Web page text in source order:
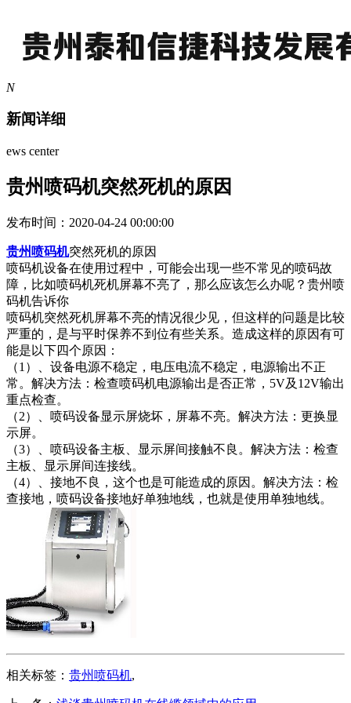
N
新闻详细
ews center
贵州喷码机突然死机的原因
发布时间：2020-04-24 00:00:00
贵州喷码机突然死机的原因
喷码机设备在使用过程中，可能会出现一些不常见的喷码故
障，比如喷码机死机屏幕不亮了，那么应该怎么办呢？贵州喷
码机告诉你
喷码机突然死机屏幕不亮的情况很少见，但这样的问题是比较
严重的，是与平时保养不到位有些关系。造成这样的原因有可
能是以下四个原因：
（1）、设备电源不稳定，电压电流不稳定，电源输出不正
常。解决方法：检查喷码机电源输出是否正常，5V及12V输出
重点检查。
（2）、喷码设备显示屏烧坏，屏幕不亮。解决方法：更换显
示屏。
（3）、喷码设备主板、显示屏间接触不良。解决方法：检查
主板、显示屏间连接线。
（4）、接地不良，这个也是可能造成的原因。解决方法：检
查接地，喷码设备接地好单独地线，也就是使用单独地线。
相关标签： 贵州喷码机,